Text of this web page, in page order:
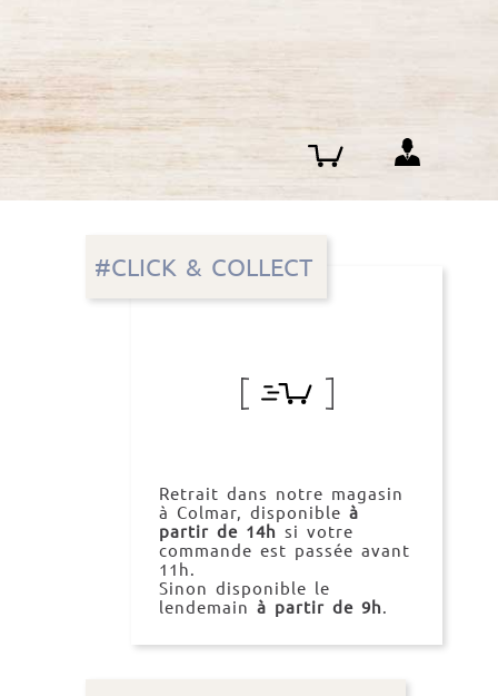
#CLICK & COLLECT
Retrait dans notre magasin
à Colmar, disponible à
partir de 14h si votre
commande est passée avant
11h.
Sinon disponible le
lendemain à partir de 9h.